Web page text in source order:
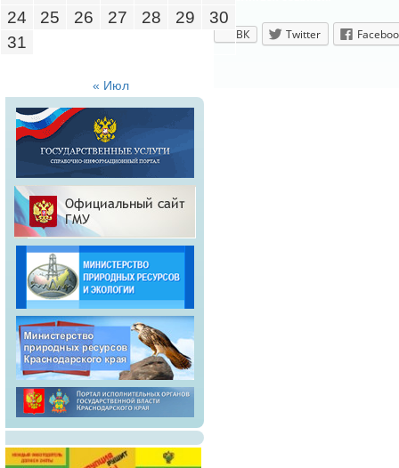
ВК Twitter
24
25 26 27 28 29
30
31
« Июл